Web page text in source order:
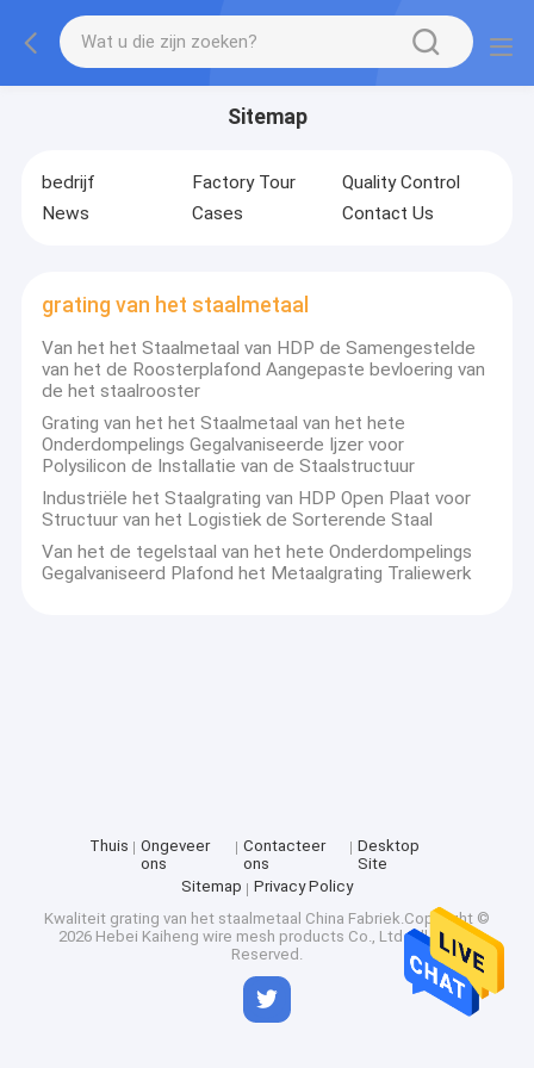
Sitemap
bedrijf Factory Tour
Quality Control
News
Cases Contact Us
grating van het staalmetaal
Van het het Staalmetaal van HDP de Samengestelde
van het de Roosterplafond Aangepaste bevloering van
de het staalrooster
Grating van het het Staalmetaal van het hete
Onderdompelings Gegalvaniseerde Ijzer voor
Polysilicon de Installatie van de Staalstructuur
Industriële het Staalgrating van HDP Open Plaat voor
Structuur van het Logistiek de Sorterende Staal
Van het de tegelstaal van het hete Onderdompelings
Gegalvaniseerd Plafond het Metaalgrating Traliewerk
Thuis
Ongeveer
ons
Contacteer
ons
Desktop
Site
Sitemap
Privacy Policy
Kwaliteit grating van het staalmetaal China Fabriek.Copyright ©
2026 Hebei Kaiheng wire mesh products Co., Ltd. All Rights
Reserved.